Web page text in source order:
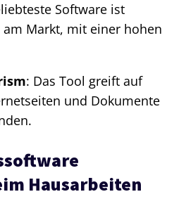
Software ist
Markt, mit einer hohen
: Das Tool greift auf
und Dokumente
Hausarbeiten